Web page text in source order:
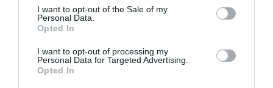
consent section.
I want to opt-out of the Sale of my
Personal Data.
Opted In
I want to opt-out of processing my
Personal Data for Targeted Advertising.
Opted In
Ελληνικού Συλλόγου στο εξωτερικό, έχουν ακόμα τα
ονόματα τους ανεξίτηλα στους πρώτους σκόρερ του
Κυπέλλου Πρωταθλητριών και μετέπειτα Τσάμπιονς Λιγκ.
08.08.2026 EΝ ΑΘΗΝΑΙΣ